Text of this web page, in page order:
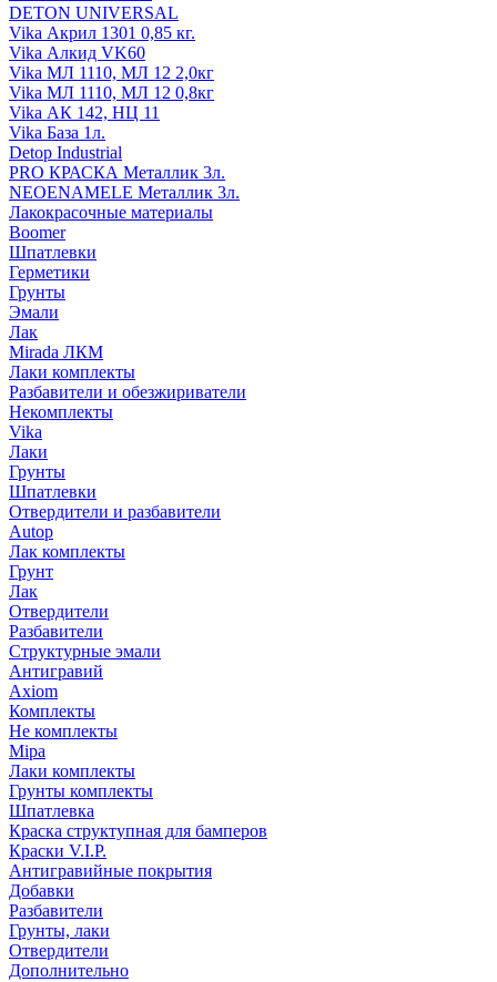
DETON UNIVERSAL
Vika Акрил 1301 0,85 кг.
Vika Алкид VK60
Vika МЛ 1110, МЛ 12 2,0кг
Vika МЛ 1110, МЛ 12 0,8кг
Vika АК 142, НЦ 11
Vika База 1л.
Detop Industrial
PRO КРАСКА Металлик 3л.
NEOENAMELE Металлик 3л.
Лакокрасочные материалы
Boomer
Шпатлевки
Герметики
Грунты
Эмали
Лак
Mirada ЛКМ
Лаки комплекты
Разбавители и обезжириватели
Некомплекты
Vika
Лаки
Грунты
Шпатлевки
Отвердители и разбавители
Autop
Лак комплекты
Грунт
Лак
Отвердители
Разбавители
Структурные эмали
Антигравий
Axiom
Комплекты
Не комплекты
Mipa
Лаки комплекты
Грунты комплекты
Шпатлевка
Краска структупная для бамперов
Краски V.I.P.
Антигравийные покрытия
Добавки
Разбавители
Грунты, лаки
Отвердители
Дополнительно